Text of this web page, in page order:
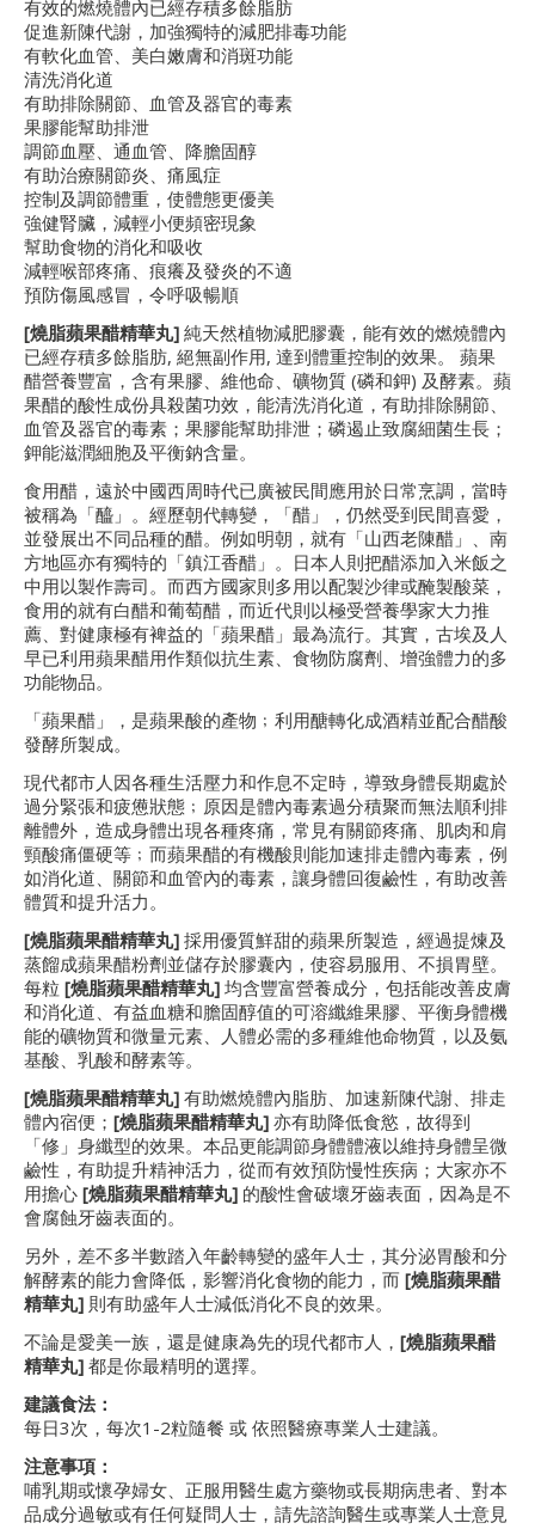
有效的燃燒體內已經存積多餘脂肪
促進新陳代謝，加強獨特的減肥排毒功能
有軟化血管、美白嫩膚和消斑功能
清洗消化道
有助排除關節、血管及器官的毒素
果膠能幫助排泄
調節血壓、通血管、降膽固醇
有助治療關節炎、痛風症
控制及調節體重，使體態更優美
強健腎臟，減輕小便頻密現象
幫助食物的消化和吸收
減輕喉部疼痛、痕癢及發炎的不適
預防傷風感冒，令呼吸暢順
[燒脂蘋果醋精華丸] 純天然植物減肥膠囊，能有效的燃燒體內
已經存積多餘脂肪, 絕無副作用, 達到體重控制的效果。 蘋果
醋營養豐富，含有果膠、維他命、礦物質 (磷和鉀) 及酵素。蘋
果醋的酸性成份具殺菌功效，能清洗消化道，有助排除關節、
血管及器官的毒素；果膠能幫助排泄；磷遏止致腐細菌生長；
鉀能滋潤細胞及平衡鈉含量。
食用醋，遠於中國西周時代已廣被民間應用於日常烹調，當時
被稱為「醯」。經歷朝代轉變，「醋」，仍然受到民間喜愛，
並發展出不同品種的醋。例如明朝，就有「山西老陳醋」、南
方地區亦有獨特的「鎮江香醋」。日本人則把醋添加入米飯之
中用以製作壽司。而西方國家則多用以配製沙律或醃製酸菜，
食用的就有白醋和葡萄醋，而近代則以極受營養學家大力推
薦、對健康極有裨益的「蘋果醋」最為流行。其實，古埃及人
早已利用蘋果醋用作類似抗生素、食物防腐劑、增強體力的多
功能物品。
「蘋果醋」，是蘋果酸的產物﹔利用醣轉化成酒精並配合醋酸
發酵所製成。
現代都市人因各種生活壓力和作息不定時，導致身體長期處於
過分緊張和疲憊狀態﹔原因是體內毒素過分積聚而無法順利排
離體外，造成身體出現各種疼痛，常見有關節疼痛、肌肉和肩
頸酸痛僵硬等﹔而蘋果醋的有機酸則能加速排走體內毒素，例
如消化道、關節和血管內的毒素，讓身體回復鹼性，有助改善
體質和提升活力。
[燒脂蘋果醋精華丸] 採用優質鮮甜的蘋果所製造，經過提煉及
蒸餾成蘋果醋粉劑並儲存於膠囊內，使容易服用、不損胃壁。
每粒 [燒脂蘋果醋精華丸] 均含豐富營養成分，包括能改善皮膚
和消化道、有益血糖和膽固醇值的可溶纖維果膠、平衡身體機
能的礦物質和微量元素、人體必需的多種維他命物質，以及氨
基酸、乳酸和酵素等。
[燒脂蘋果醋精華丸] 有助燃燒體內脂肪、加速新陳代謝、排走
體內宿便； [燒脂蘋果醋精華丸] 亦有助降低食慾，故得到
「修」身纖型的效果。本品更能調節身體體液以維持身體呈微
鹼性，有助提升精神活力，從而有效預防慢性疾病；大家亦不
用擔心 [燒脂蘋果醋精華丸] 的酸性會破壞牙齒表面，因為是不
會腐蝕牙齒表面的。
另外，差不多半數踏入年齡轉變的盛年人士，其分泌胃酸和分
解酵素的能力會降低，影響消化食物的能力，而 [燒脂蘋果醋
精華丸] 則有助盛年人士減低消化不良的效果。
不論是愛美一族，還是健康為先的現代都市人， [燒脂蘋果醋
精華丸] 都是你最精明的選擇。
建議食法：
每日3次，每次1-2粒隨餐 或 依照醫療專業人士建議。
注意事項：
哺乳期或懷孕婦女、正服用醫生處方藥物或長期病患者、對本
品成分過敏或有任何疑問人士，請先諮詢醫生或專業人士意見